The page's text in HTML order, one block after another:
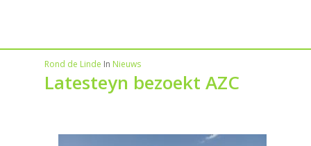
Rond de Linde In Nieuws
Latesteyn bezoekt AZC